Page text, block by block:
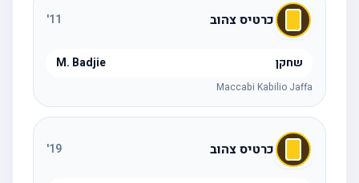
כרטיס צהוב 11
'
שחקן M. Badjie
Maccabi Kabilio Jaffa
כרטיס צהוב 19
'